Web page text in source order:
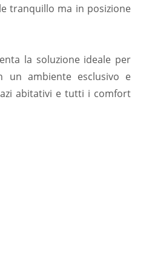
tranquillo ma in posizione
la soluzione ideale per
un ambiente esclusivo e
abitativi e tutti i comfort